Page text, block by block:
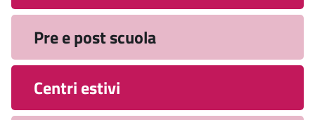
Pre e post scuola
Centri estivi